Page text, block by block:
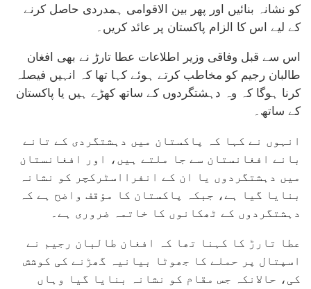
کو نشانہ بنائیں اور پھر بین الاقوامی ہمدردی حاصل کرنے
کے لیے اس کا الزام پاکستان پر عائد کریں۔
اس سے قبل وفاقی وزیر اطلاعات عطا تارڑ نے بھی افغان
طالبان رجیم کو مخاطب کرتے ہوئے کہا تھا کہ انہیں فیصلہ
کرنا ہوگا کہ وہ دہشتگردوں کے ساتھ کھڑے ہیں یا پاکستان
کے ساتھ۔
انہوں نے کہا کہ پاکستان میں دہشتگردی کے تانے
بانے افغانستان سے جا ملتے ہیں، اور افغانستان
میں دہشتگردوں یا ان کے انفرااسٹرکچر کو نشانہ
بنایا گیا ہے، جبکہ پاکستان کا مؤقف واضح ہے کہ
دہشتگردوں کے ٹھکانوں کا خاتمہ ضروری ہے۔
عطا تارڑ کا کہنا تھا کہ افغان طالبان رجیم نے
اسپتال پر حملے کا جھوٹا بیانیہ گھڑنے کی کوشش
کی، حالانکہ جس مقام کو نشانہ بنایا گیا وہاں